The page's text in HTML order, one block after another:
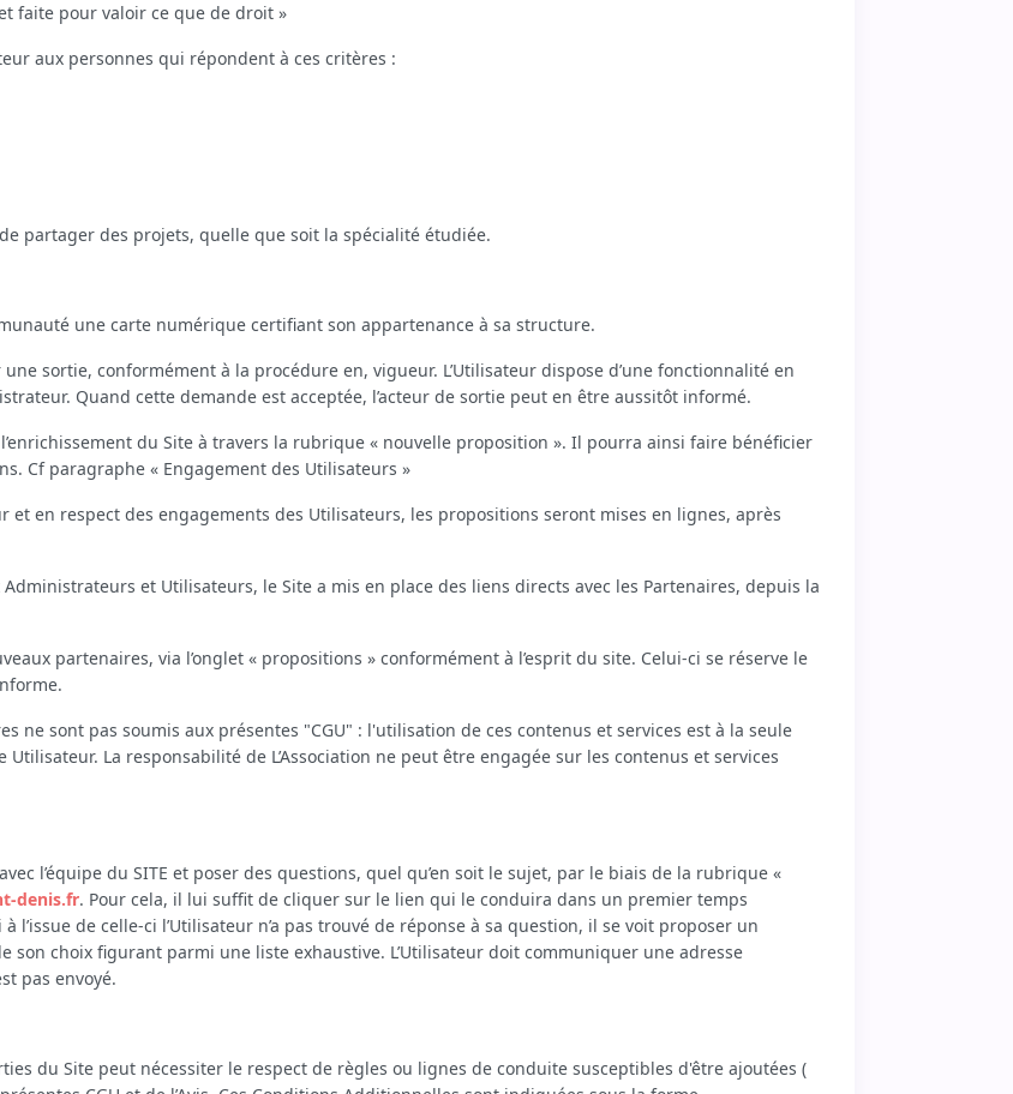
faite pour valoir ce que de droit »
aux personnes qui répondent à ces critères :
partager des projets, quelle que soit la spécialité étudiée.
une carte numérique certifiant son appartenance à sa structure.
sortie, conformément à la procédure en, vigueur. L’Utilisateur dispose d’une fonctionnalité en
Quand cette demande est acceptée, l’acteur de sortie peut en être aussitôt informé.
du Site à travers la rubrique « nouvelle proposition ». Il pourra ainsi faire bénéficier
Cf paragraphe « Engagement des Utilisateurs »
en respect des engagements des Utilisateurs, les propositions seront mises en lignes, après
et Utilisateurs, le Site a mis en place des liens directs avec les Partenaires, depuis la
partenaires, via l’onglet « propositions » conformément à l’esprit du site. Celui-ci se réserve le
ne sont pas soumis aux présentes "CGU" : l'utilisation de ces contenus et services est à la seule
La responsabilité de L’Association ne peut être engagée sur les contenus et services
l’équipe du SITE et poser des questions, quel qu’en soit le sujet, par le biais de la rubrique «
denis.fr. Pour cela, il lui suffit de cliquer sur le lien qui le conduira dans un premier temps
l’issue de celle-ci l’Utilisateur n’a pas trouvé de réponse à sa question, il se voit proposer un
son choix figurant parmi une liste exhaustive. L’Utilisateur doit communiquer une adresse
pas envoyé.
du Site peut nécessiter le respect de règles ou lignes de conduite susceptibles d'être ajoutées (